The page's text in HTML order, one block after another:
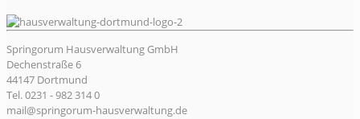
Springorum Hausverwaltung GmbH
Dechenstraße 6
44147 Dortmund
Tel. 0231 - 982 314 0
mail@springorum-hausverwaltung.de